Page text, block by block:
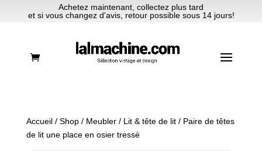
Achetez maintenant, collectez plus tard
et si vous changez d'avis, retour possible sous 14 jours!
Accueil/ Shop/ Meubler/ Lit & tête de lit/ Paire de têtes
de lit une place en osier tressé